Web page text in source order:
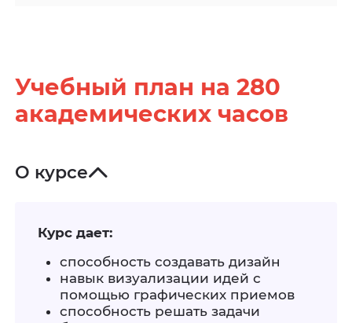
Учебный план на 280
академических часов
О курсе
Курс дает:
способность создавать дизайн
навык визуализации идей с
помощью графических приемов
способность решать задачи